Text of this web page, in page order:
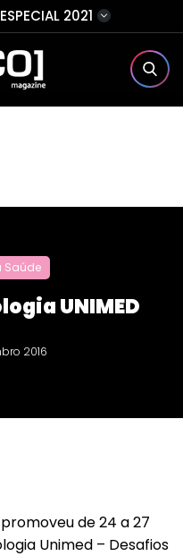
ESPECIAL 2021
Saúde
UNIMED
2016
de 24 a 27
Unimed – Desafios